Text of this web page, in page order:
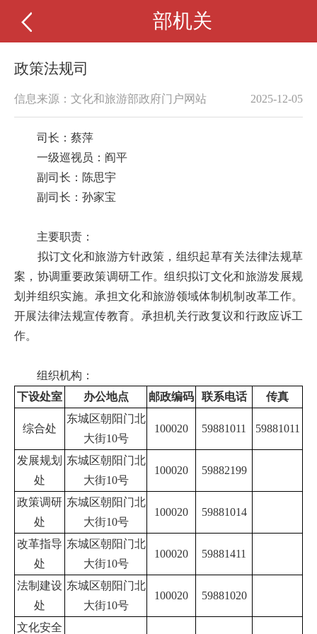
部机关
政策法规司
信息来源：文化和旅游部政府门户网站 2025-12-05
司长： 蔡萍
一级巡视员：阎平
副司长：陈思宇
副司长：孙家宝
主要职责：
拟订文化和旅游方针政策，组织起草有关法律法规草
案，协调重要政策调研工作。组织拟订文化和旅游发展规
划并组织实施。承担文化和旅游领域体制机制改革工作。
开展法律法规宣传教育。承担机关行政复议和行政应诉工
作。
组织机构：
下设处室
办公地点 邮政编码 联系电话 传真
综合处
东城区朝阳门北
大街10号
100020 59881011 59881011
发展规划
处
东城区朝阳门北
大街10号
100020 59882199
政策调研
处
东城区朝阳门北
大街10号
100020 59881014
改革指导
处
东城区朝阳门北
大街10号
100020 59881411
法制建设
处
东城区朝阳门北
大街10号
100020 59881020
文化安全